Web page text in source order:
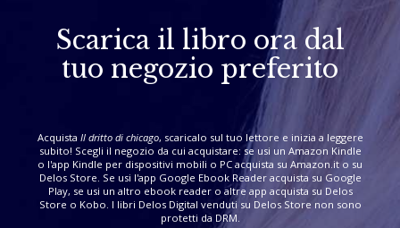
Scarica il libro ora dal
tuo negozio preferito
Acquista Il dritto di chicago, scaricalo sul tuo lettore e inizia a leggere
subito! Scegli il negozio da cui acquistare: se usi un Amazon Kindle
o l'app Kindle per dispositivi mobili o PC acquista su Amazon.it o su
Delos Store. Se usi l'app Google Ebook Reader acquista su Google
Play, se usi un altro ebook reader o altre app acquista su Delos
Store o Kobo. I libri Delos Digital venduti su Delos Store non sono
protetti da DRM.